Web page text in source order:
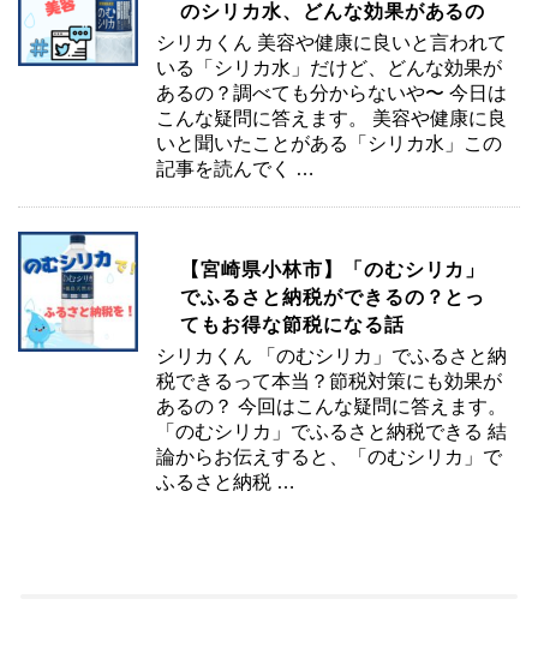
のシリカ水、どんな効果があるの
シリカくん 美容や健康に良いと言われて
いる「シリカ水」だけど、どんな効果が
あるの？調べても分からないや〜 今日は
こんな疑問に答えます。 美容や健康に良
いと聞いたことがある「シリカ水」この
記事を読んでく …
【宮崎県小林市】「のむシリカ」
でふるさと納税ができるの？とっ
てもお得な節税になる話
シリカくん 「のむシリカ」でふるさと納
税できるって本当？節税対策にも効果が
あるの？ 今回はこんな疑問に答えます。
「のむシリカ」でふるさと納税できる 結
論からお伝えすると、「のむシリカ」で
ふるさと納税 …